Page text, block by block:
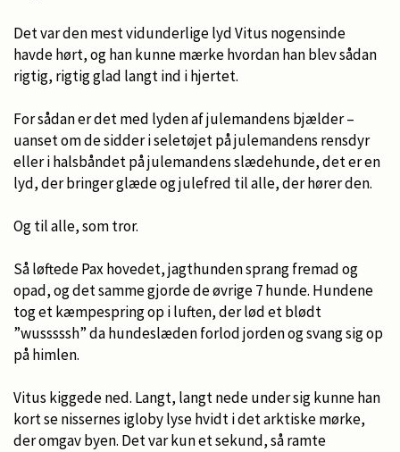
Det var den mest vidunderlige lyd Vitus nogensinde
havde hørt, og han kunne mærke hvordan han blev sådan
rigtig, rigtig glad langt ind i hjertet.
For sådan er det med lyden af julemandens bjælder –
uanset om de sidder i seletøjet på julemandens rensdyr
eller i halsbåndet på julemandens slædehunde, det er en
lyd, der bringer glæde og julefred til alle, der hører den.
Og til alle, som tror.
Så løftede Pax hovedet, jagthunden sprang fremad og
opad, og det samme gjorde de øvrige 7 hunde. Hundene
tog et kæmpespring op i luften, der lød et blødt
”wusssssh” da hundeslæden forlod jorden og svang sig op
på himlen.
Vitus kiggede ned. Langt, langt nede under sig kunne han
kort se nissernes igloby lyse hvidt i det arktiske mørke,
der omgav byen. Det var kun et sekund, så ramte